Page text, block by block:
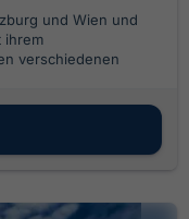
und Wien und
ihrem
verschiedenen